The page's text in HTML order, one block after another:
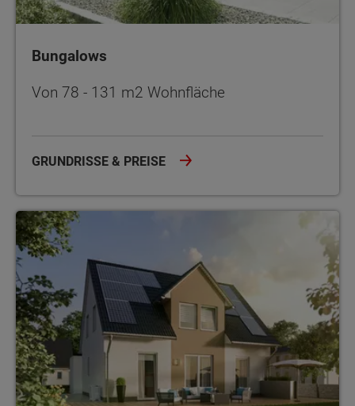
Bungalows
Von 78 - 131 m2 Wohnfläche
GRUNDRISSE & PREISE
Einfamilienhäuser